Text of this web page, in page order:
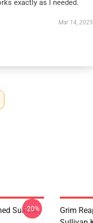
exactly as I needed.
Mar 14, 2025
Sullivan
-20%
Grim